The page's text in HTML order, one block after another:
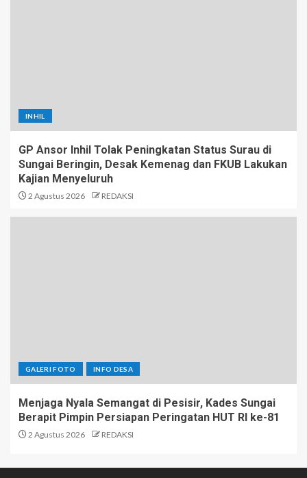
INHIL
GP Ansor Inhil Tolak Peningkatan Status Surau di
Sungai Beringin, Desak Kemenag dan FKUB Lakukan
Kajian Menyeluruh
2 Agustus 2026 REDAKSI
GALERI FOTO INFO DESA
Menjaga Nyala Semangat di Pesisir, Kades Sungai
Berapit Pimpin Persiapan Peringatan HUT RI ke-81
2 Agustus 2026 REDAKSI